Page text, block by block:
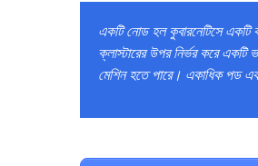
একটি নোড হল কুবারনেটিসে একটি
ক্লাস্টারের উপর নির্ভর করে একটি
মেশিন হতে পারে। একাধিক পড